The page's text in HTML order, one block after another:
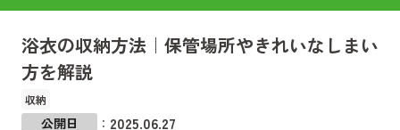
浴衣の収納方法｜保管場所やきれいなしまい
方を解説
収納
公開日 ： 2025.06.27